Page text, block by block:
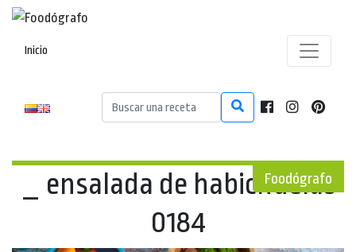
Inicio
Foodógrafo
_ ensalada de habichuelas
0184